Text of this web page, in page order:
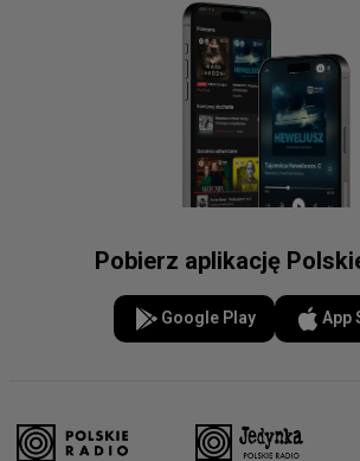
Pobierz aplikację
Google Play App